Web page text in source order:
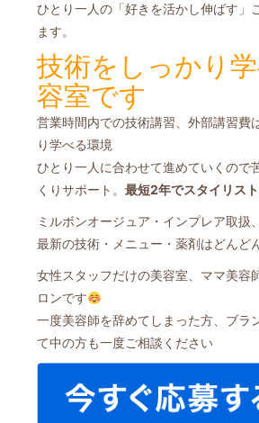
ひとり一人の「好きを活かし伸ばす」
ます。
技術をしっかり
容室です
営業時間内での技術講習、外部講習費
り学べる環境
ひとり一人に合わせて進めていくので
くりサポート。最短2年でスタイリス
ミルボンオージュア・インプレア取扱
最新の技術・メニュー・薬剤はどんど
女性スタッフだけの美容室、ママ美容
ロンです
一度美容師を辞めてしまった方、ブラ
て中の方も一度ご相談ください